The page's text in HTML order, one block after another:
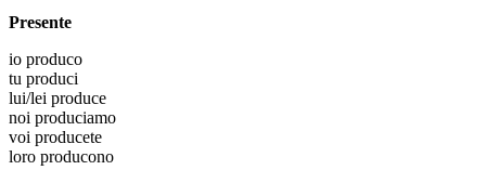
Presente
io produco
tu produci
lui/lei produce
noi produciamo
voi producete
loro producono